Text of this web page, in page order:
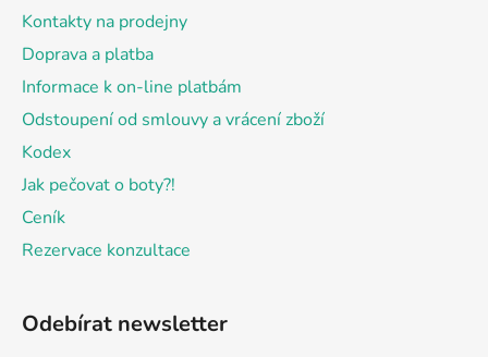
Kontakty na prodejny
Doprava a platba
Informace k on-line platbám
Odstoupení od smlouvy a vrácení zboží
Kodex
Jak pečovat o boty?!
Ceník
Rezervace konzultace
Odebírat newsletter